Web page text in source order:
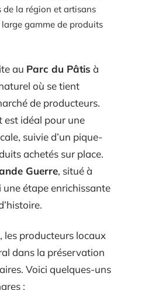
de la région et artisans
gamme de produits
au Parc du Pâtis à
où se tient
de producteurs.
est idéal pour une
suivie d’un pique-
achetés sur place.
Guerre, situé à
étape enrichissante
les producteurs locaux
dans la préservation
Voici quelques-uns
: